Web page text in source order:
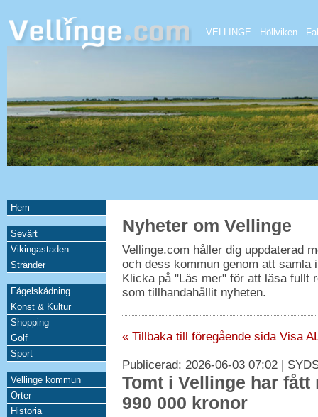
VELLINGE - Höllviken -
Hem
Sevärt
Vikingastaden
Stränder
Fågelskådning
Konst & Kultur
Shopping
Golf
Sport
Vellinge kommun
Orter
Historia
Nyheter om Vellinge
Vellinge.com håller dig uppdaterad
och dess kommun genom att samla
Klicka på "Läs mer" för att läsa fullt
som tillhandahållit nyheten.
« Tillbaka till föregående sida Visa
Publicerad: 2026-06-03 07:02 |
Tomt i Vellinge har fått
990 000 kronor